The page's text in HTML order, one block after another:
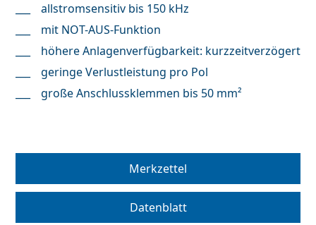
allstromsensitiv bis 150 kHz
mit NOT-AUS-Funktion
höhere Anlagenverfügbarkeit: kurzzeitverzögert
geringe Verlustleistung pro Pol
große Anschlussklemmen bis 50 mm²
Merkzettel
Datenblatt